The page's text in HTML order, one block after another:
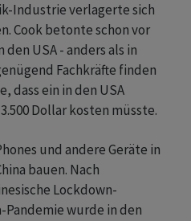
Industrie verlagerte sich
Cook betonte schon vor
USA - anders als in
Fachkräfte finden
dass ein in den USA
Dollar kosten müsste.
und andere Geräte in
bauen. Nach
Lockdown-
Pandemie wurde in den